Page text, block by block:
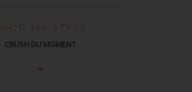
CRUSH DU MOMENT